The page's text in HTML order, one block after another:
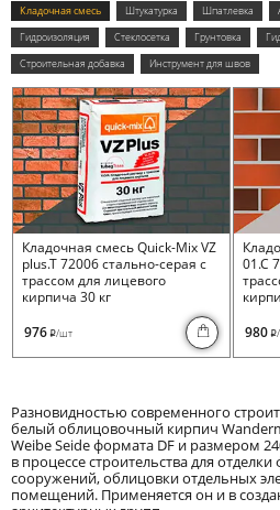
Кладочная смесь Штукатурка Шпатлевка
Гидроизоляция
Стеклосетка Грунтовка
Строительная добавка
Инструмент для швов
Кладочная смесь Quick-Mix VZ
plus.T 72006 стально-серая с
трассом для лицевого
кирпича 30 кг
976 i/шт
01.C
980 i
Разновидностью современного
белый облицовочный кирпич
Weibe Seide формата DF и размером
в процессе строительства для
сооружений, облицовки отдельных
помещений. Применяется он и в